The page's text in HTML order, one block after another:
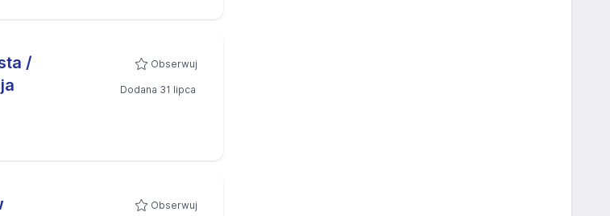
/
Obserwuj
Dodana 31 lipca
Obserwuj